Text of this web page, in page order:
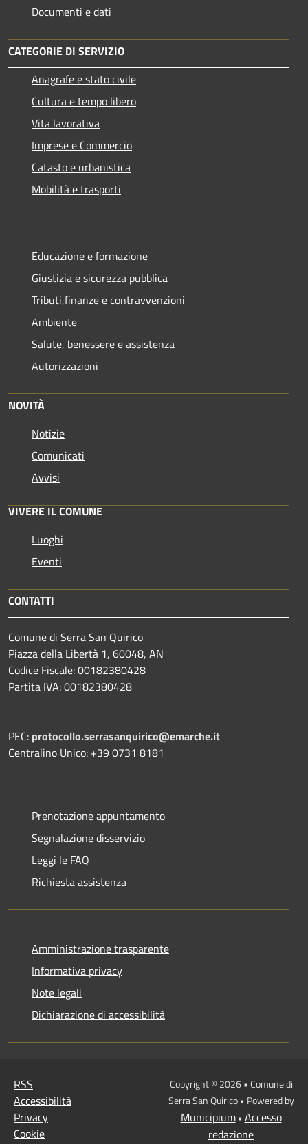
Documenti e dati
CATEGORIE DI SERVIZIO
Anagrafe e stato civile
Cultura e tempo libero
Vita lavorativa
Imprese e Commercio
Catasto e urbanistica
Mobilità e trasporti
Educazione e formazione
Giustizia e sicurezza pubblica
Tributi,finanze e contravvenzioni
Ambiente
Salute, benessere e assistenza
Autorizzazioni
NOVITÀ
Notizie
Comunicati
Avvisi
VIVERE IL COMUNE
Luoghi
Eventi
CONTATTI
Comune di Serra San Quirico
Piazza della Libertà 1, 60048, AN
Codice Fiscale: 00182380428
Partita IVA: 00182380428
PEC: protocollo.serrasanquirico@emarche.it
Centralino Unico: +39 0731 8181
Prenotazione appuntamento
Segnalazione disservizio
Leggi le FAQ
Richiesta assistenza
Amministrazione trasparente
Informativa privacy
Note legali
Dichiarazione di accessibilità
RSS
Accessibilità
Privacy
Cookie
Copyright © 2026 • Comune di
Serra San Quirico • Powered by
Municipium• Accesso
redazione